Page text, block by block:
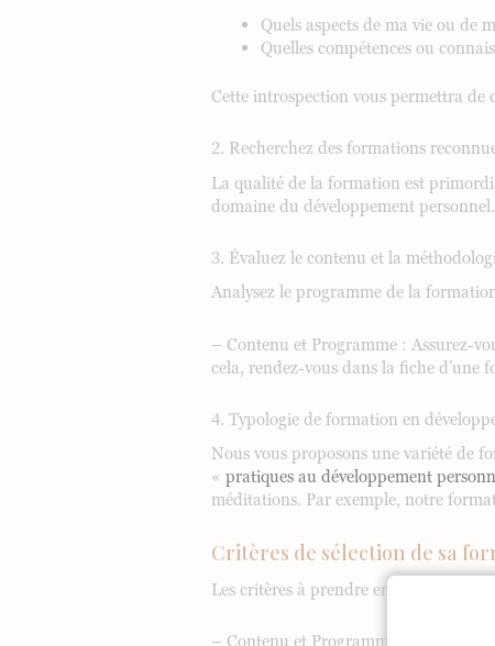
Quels aspects de ma vie ou de
Quelles compétences ou
Cette introspection vous permettra de
2. Recherchez des formations
La qualité de la formation est
domaine du développement
3. Évaluez le contenu et la
Analysez le programme de la
– Contenu et Programme : Assurez-
cela, rendez-vous dans la fiche
4. Typologie de formation en
Nous vous proposons une variété de
« pratiques au développement
méditations. Par exemple, notre
Critères de sélection de sa
Les critères à prendre en compte pour
– Contenu et Programme : Assurez-